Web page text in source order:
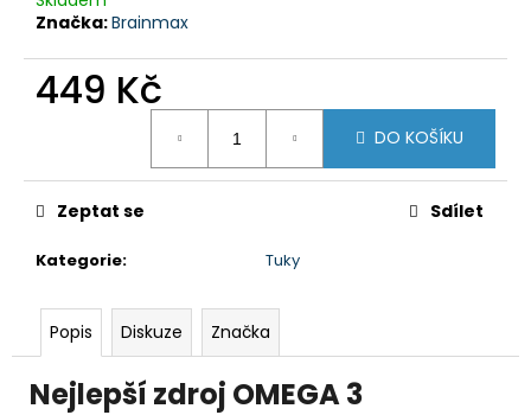
Značka:Brainmax
449 Kč
DO KOŠÍKU
Kategorie: Tuky
Zeptat se Sdílet
Popis Diskuze Značka
Nejlepší zdroj OMEGA 3
399